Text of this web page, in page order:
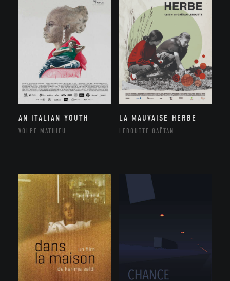
AN ITALIAN YOUTH
VOLPE MATHIEU
LA MAUVAISE HERBE
LEBOUTTE GAËTAN